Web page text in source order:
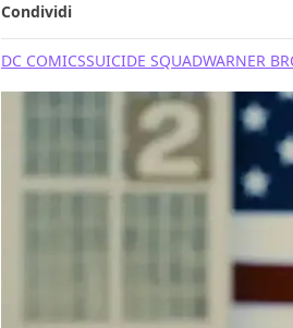
Condividi
DC COMICSSUICIDE SQUADWARNER